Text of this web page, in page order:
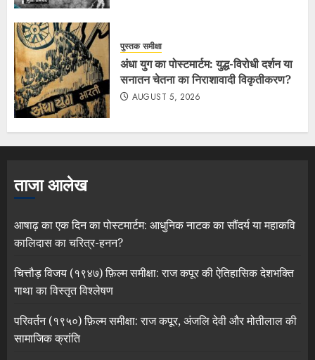
पुस्तक समीक्षा
अंधा युग का पोस्टमार्टम: युद्ध-विरोधी दर्शन या
सनातन चेतना का निराशावादी विकृतीकरण?
AUGUST 5, 2026
ताजा आलेख
आषाढ़ का एक दिन का पोस्टमार्टम: आधुनिक नाटक का सौंदर्य या महाकवि
कालिदास का चरित्र-हनन?
चित्तौड़ विजय (१९४७) फ़िल्म समीक्षा: राज कपूर की ऐतिहासिक देशभक्ति
गाथा का विस्तृत विश्लेषण
परिवर्तन (१९५०) फ़िल्म समीक्षा: राज कपूर, अंजलि देवी और मोतीलाल की
सामाजिक क्रांति